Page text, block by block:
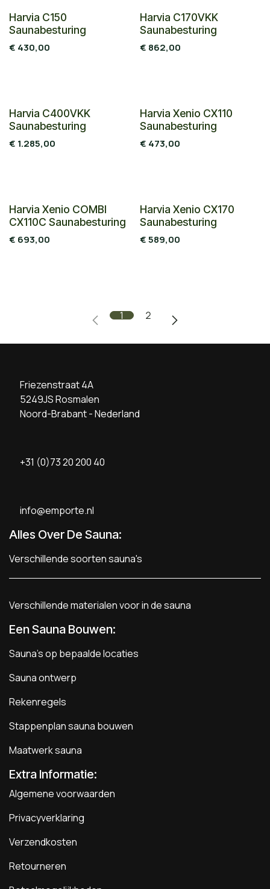
Harvia C150
Saunabesturing
€ 430,00
Harvia C170VKK
Saunabesturing
€ 862,00
Harvia C400VKK
Saunabesturing
€ 1.285,00
Harvia Xenio CX110
Saunabesturing
€ 473,00
Harvia Xenio COMBI
CX110C Saunabesturing
€ 693,00
Harvia Xenio CX170
Saunabesturing
€589,00
1 2
Friezenstraat 4A
5249JS Rosmalen
Noord-Brabant - Nederland
+31 (0)73 20 200 40
info@emporte.nl
Alles Over De Sauna:
Verschillende soorten sauna's
Verschillende materialen voor in de sauna
Een Sauna Bouwen:
Sauna's op bepaalde locaties
Sauna ontwerp
Rekenregels
Stappenplan sauna bouwen
Maatwerk sauna
Extra Informatie:
Algemene voorwaarden
Privacyverklaring
Verzendkosten
Retourneren